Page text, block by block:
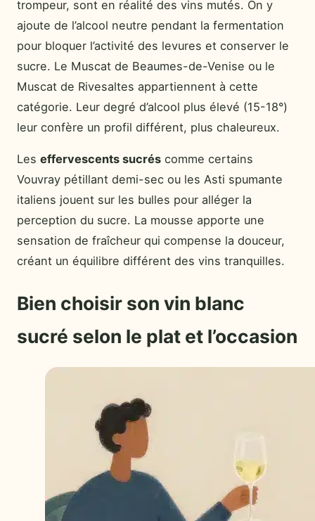
trompeur, sont en réalité des vins mutés. On y
ajoute de l’alcool neutre pendant la fermentation
pour bloquer l’activité des levures et conserver le
sucre. Le Muscat de Beaumes-de-Venise ou le
Muscat de Rivesaltes appartiennent à cette
catégorie. Leur degré d’alcool plus élevé (15-18°)
leur confère un profil différent, plus chaleureux.
Les effervescents sucrés comme certains
Vouvray pétillant demi-sec ou les Asti spumante
italiens jouent sur les bulles pour alléger la
perception du sucre. La mousse apporte une
sensation de fraîcheur qui compense la douceur,
créant un équilibre différent des vins tranquilles.
Bien choisir son vin blanc
sucré selon le plat et l’occasion